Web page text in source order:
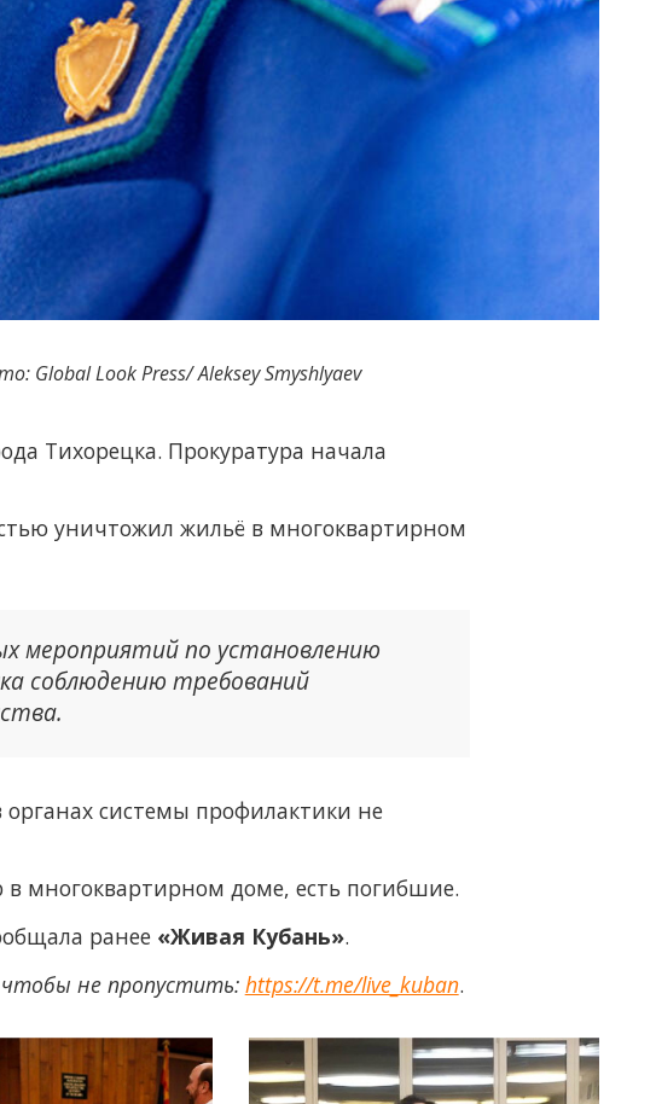
Global Look Press/ Aleksey Smyshlyaev
Тихорецка. Прокуратура начала
уничтожил жильё в многоквартирном
мероприятий по установлению
соблюдению требований
органах системы профилактики не
многоквартирном доме, есть погибшие.
ранее «Живая Кубань».
не пропустить: https://t.me/live_kuban.